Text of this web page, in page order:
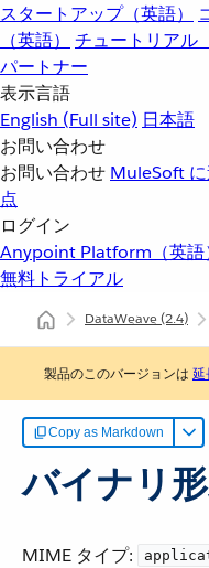
スタートアップ（英語）
（英語）
チュートリアル
パートナー
表示言語
English (Full site) 日本語
お問い合わせ
お問い合わせ MuleSoft
点
ログイン
Anypoint Platform（英語
無料トライアル
DataWeave(2.4)
製品のこのバージョンは 延
Copy as Markdown
バイナリ
MIME タイプ: